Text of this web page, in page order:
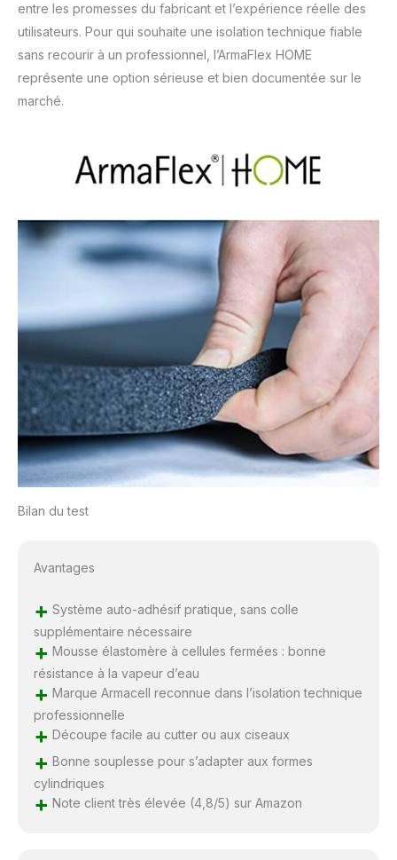
entre les promesses du fabricant et l’expérience réelle des
utilisateurs. Pour qui souhaite une isolation technique fiable
sans recourir à un professionnel, l’ArmaFlex HOME
représente une option sérieuse et bien documentée sur le
marché.
Bilan du test
Avantages
+ Système auto-adhésif pratique, sans colle
supplémentaire nécessaire
+ Mousse élastomère à cellules fermées : bonne
résistance à la vapeur d’eau
+ Marque Armacell reconnue dans l’isolation technique
professionnelle
+ Découpe facile au cutter ou aux ciseaux
+ Bonne souplesse pour s’adapter aux formes
cylindriques
+ Note client très élevée (4,8/5) sur Amazon